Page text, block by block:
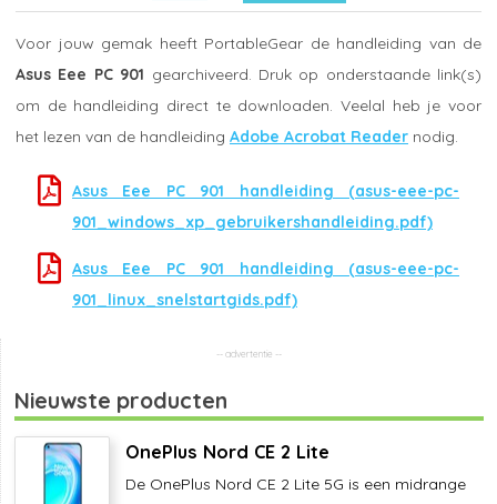
Voor jouw gemak heeft PortableGear de handleiding van de
Asus Eee PC 901 gearchiveerd. Druk op onderstaande link(s)
om de handleiding direct te downloaden. Veelal heb je voor
het lezen van de handleiding Adobe Acrobat Reader nodig.
Asus Eee PC 901 handleiding (asus-eee-pc-
901_windows_xp_gebruikershandleiding.pdf)
Asus Eee PC 901 handleiding (asus-eee-pc-
901_linux_snelstartgids.pdf)
Nieuwste producten
OnePlus Nord CE 2 Lite
De OnePlus Nord CE 2 Lite 5G is een midrange